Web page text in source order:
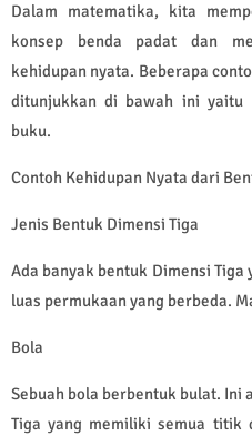
Dalam matematika, kita
konsep benda padat dan
kehidupan nyata. Beberapa
ditunjukkan di bawah ini yaitu
buku.
Contoh Kehidupan Nyata dari
Jenis Bentuk Dimensi Tiga
Ada banyak bentuk Dimensi
luas permukaan yang berbeda.
Bola
Sebuah bola berbentuk bulat. Ini
Tiga yang memiliki semua titik